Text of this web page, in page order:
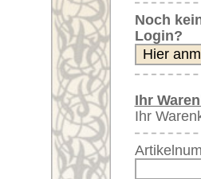
Moderne Teppiche
Orientteppiche
Unifarben/ungemustert
Seidenteppiche
Große Teppiche
(über 300x200 cm)
Sehr große XL Teppiche
(über 400x200 cm)
Riesige XXL Teppiche
(über 600x200 cm)
Läufer / Galerien
Runde & ovale Teppiche
Antike Teppiche